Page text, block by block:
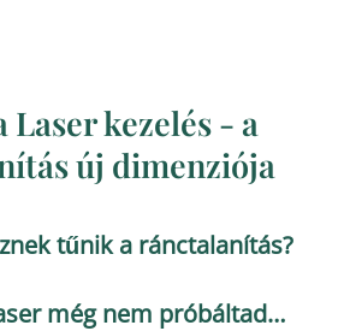
Laser kezelés - a
új dimenziója
tűnik a ránctalanítás?
még nem próbáltad…